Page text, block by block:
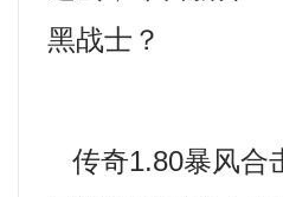
黑战士？
传奇1.80暴风合